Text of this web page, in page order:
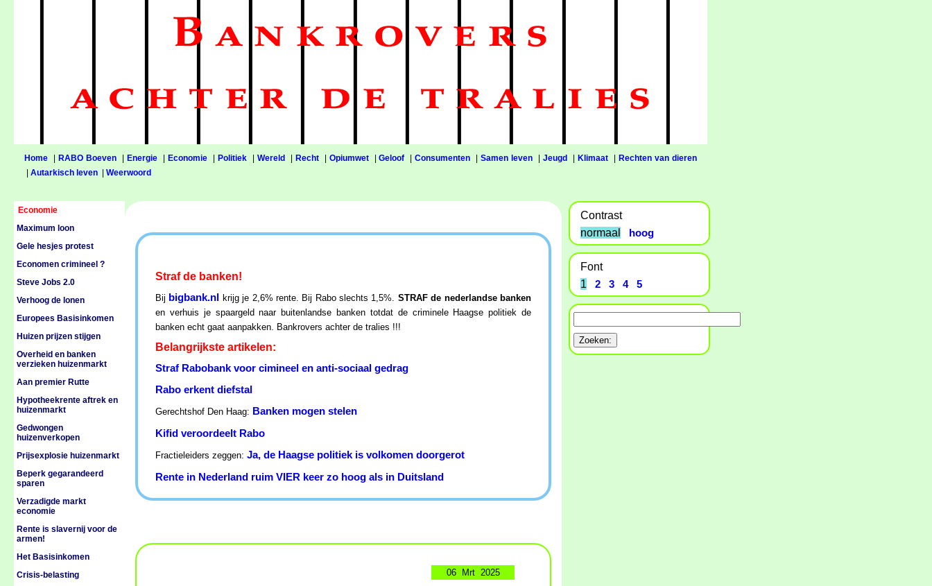
Home RABO Boeven| Energie| Economie| Politiek| Wereld Recht| Opiumwet|Geloof |Consumenten |Samen leven |Jeugd Klimaat
Rechten van dieren
Autarkisch leven Weerwoord
Straf de banken!
Bij bigbank.nl krijg je 2,6% rente. Bij Rabo slechts 1,5%. STRAF de nederlandse banken
en verhuis je spaargeld naar buitenlandse banken totdat de criminele Haagse politiek de
banken echt gaat aanpakken. Bankrovers achter de tralies !!!
Belangrijkste artikelen:
Straf Rabobank voor cimineel en anti-sociaal gedrag
Rabo erkent diefstal
Gerechtshof Den Haag: Banken mogen stelen
Kifid veroordeelt Rabo
Fractieleiders zeggen: Ja, de Haagse politiek is volkomen doorgerot
Rente in Nederland ruim VIER keer zo hoog als in Duitsland
06 Mrt 2025
Economie
Maximum loon
Gele hesjes protest
Economen crimineel ?
Steve Jobs 2.0
Verhoog de lonen
Europees Basisinkomen
Huizen prijzen stijgen
Overheid en banken
verzieken huizenmarkt
Aan premier Rutte
Hypotheekrente aftrek en
huizenmarkt
Gedwongen
huizenverkopen
Prijsexplosie huizenmarkt
Beperk gegarandeerd
sparen
Verzadigde markt
economie
Rente is slavernij voor de
armen!
Het Basisinkomen
Crisis-belasting
Contrast
normaal
hoog
Font
1
2 3 4 5